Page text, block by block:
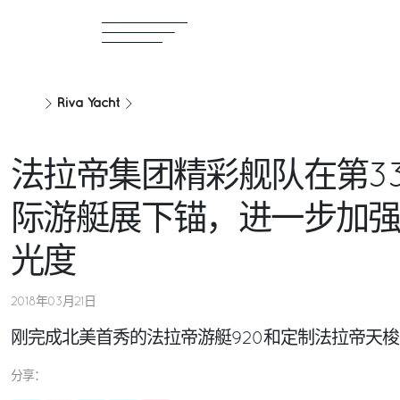
Riva Yacht
法拉帝集团精彩舰队在第
际游艇展下锚，进一步加
光度
2018年03月21日
刚完成北美首秀的法拉帝游艇920和定制法拉帝天
分享：